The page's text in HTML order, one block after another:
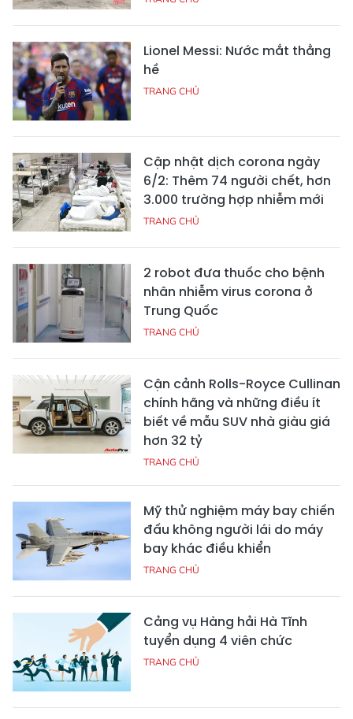
Lionel Messi: Nước mắt thằng
hề
TRANG CHỦ
Cập nhật dịch corona ngày
6/2: Thêm 74 người chết, hơn
3.000 trường hợp nhiễm mới
TRANG CHỦ
2 robot đưa thuốc cho bệnh
nhân nhiễm virus corona ở
Trung Quốc
TRANG CHỦ
Cận cảnh Rolls-Royce Cullinan
chính hãng và những điều ít
biết về mẫu SUV nhà giàu giá
hơn 32 tỷ
TRANG CHỦ
Mỹ thử nghiệm máy bay chiến
đấu không người lái do máy
bay khác điều khiển
TRANG CHỦ
Cảng vụ Hàng hải Hà Tĩnh
tuyển dụng 4 viên chức
TRANG CHỦ